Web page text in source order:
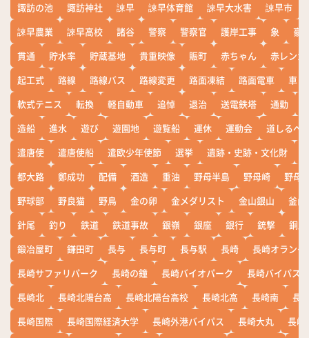
諏訪の池
諏訪神社 諫早 諫早体育館 諫早大水害 諫早市
諫早農業
諫早高校 諸谷 警察 警察官 護岸工事 象
豪
貫通
貯水率 貯蔵基地 貴重映像 賑町 赤ちゃん
赤レンガ
起工式
路線 路線バス 路線変更 路面凍結 路面電車
車
軟式テニス
転換 軽自動車 追悼 退治 送電鉄塔 通勤
造船
進水 遊び 遊園地 遊覧船 運休 運動会
道しるべ
遣唐使
遣唐使船 遣欧少年使節 選挙 遺跡・史跡・文化財
都大路
鄭成功 配備 酒造 重油 野母半島 野母崎
野母
野球部
野良猫 野鳥 金の卵 金メダリスト 金山銀山
釜山
針尾
釣り 鉄道 鉄道事故 銀嶺 銀座 銀行 銃撃
銅座
鍛冶屋町
鎌田町 長与 長与町 長与駅 長崎
長崎オランダ
長崎サファリパーク
長崎の鐘 長崎バイオパーク
長崎バイパス
長崎北
長崎北陽台高 長崎北陽台高校 長崎北高 長崎南
長
長崎国際
長崎国際経済大学 長崎外港バイパス 長崎大丸
長崎